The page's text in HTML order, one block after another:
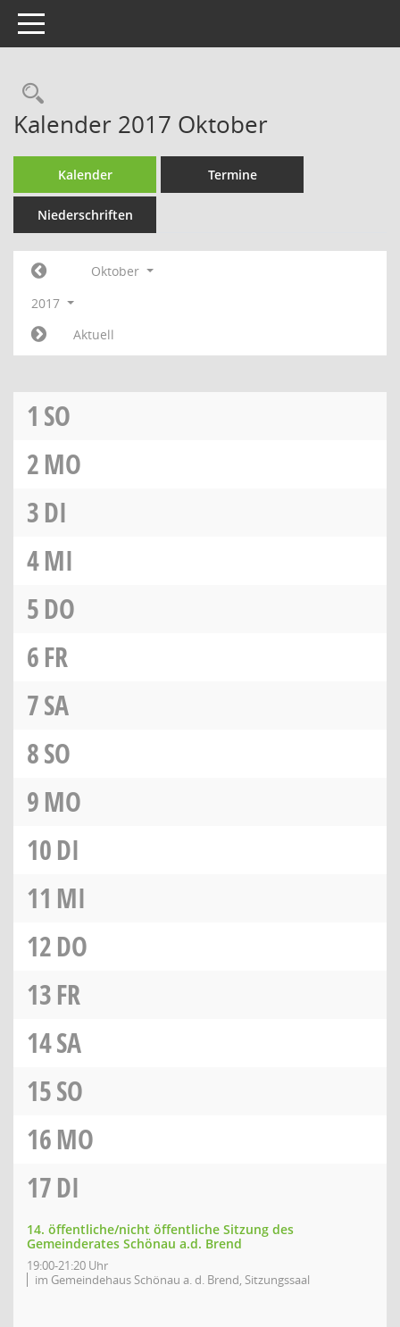
Toggle navigation
Rechercheauswahl
Kalender 2017 Oktober
Kalender Termine
Niederschriften
Oktober
2017
Aktuell
1 SO
2MO
3DI
4MI
5DO
6FR
7SA
8SO
9MO
10DI
11 MI
12DO
13FR
14SA
15SO
16MO
17DI
14. öffentliche/nicht öffentliche Sitzung des
Gemeinderates Schönau a.d. Brend
19:00-21:20 Uhr
im Gemeindehaus Schönau a. d. Brend, Sitzungssaal